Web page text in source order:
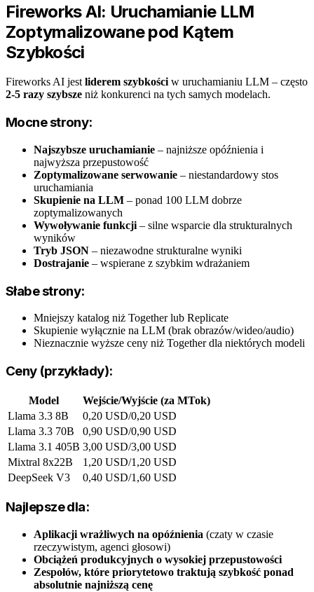
Fireworks AI: Uruchamianie LLM
Zoptymalizowane pod Kątem
Szybkości
Fireworks AI jestliderem szybkościw uruchamianiu LLM – często
2-5 razy szybsze niż konkurenci na tych samych modelach.
Mocne strony:
Najszybsze uruchamianie – najniższe opóźnienia i
najwyższa przepustowość
Zoptymalizowane serwowanie – niestandardowy stos
uruchamiania
Skupienie na LLM – ponad 100 LLM dobrze
zoptymalizowanych
Wywoływanie funkcji – silne wsparcie dla strukturalnych
wyników
Tryb JSON – niezawodne strukturalne wyniki
Dostrajanie – wspierane z szybkim wdrażaniem
Słabe strony:
Mniejszy katalog niż Together lub Replicate
Skupienie wyłącznie na LLM (brak obrazów/wideo/audio)
Nieznacznie wyższe ceny niż Together dla niektórych modeli
Ceny (przykłady):
Model
Wejście/Wyjście (za MTok)
Llama 3.3 8B
0,20 USD/0,20 USD
Llama 3.3 70B
0,90 USD/0,90 USD
Llama 3.1 405B 3,00 USD/3,00 USD
Mixtral 8x22B
1,20 USD/1,20 USD
DeepSeek V3
0,40 USD/1,60 USD
Najlepsze dla:
Aplikacji wrażliwych na opóźnienia (czaty w czasie
rzeczywistym, agenci głosowi)
Obciążeń produkcyjnych o wysokiej przepustowości
Zespołów, które priorytetowo traktują szybkość ponad
absolutnie najniższą cenę